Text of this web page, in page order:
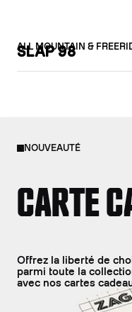
ALL MOUNTAIN &
SLAP 98
NOUVEAUTÉ
CARTE
Offrez la liberté de
parmi toute la
avec nos cartes